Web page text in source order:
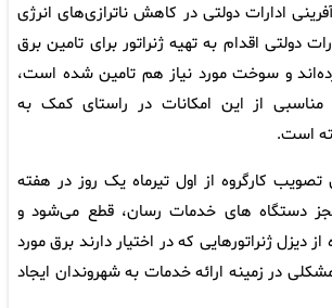
ادارات دولتی در کاهش ناترازی‌های انرژی
دولتی اقدام به تهیه ژنراتور برای تامین برق
و سوخت مورد نیاز هم تامین شده است،
مناسبی از این امکانات در راستای کمک به
است.
تصویب کارگروه از اول تیرماه یک روز در هفته
بجز دستگاه های خدمات رسان، قطع می‌شود و
از دیزل ژنراتورهایی که در اختیار دارند برق مورد
مشکلی در زمینه ارائه خدمات به شهروندان ایجاد